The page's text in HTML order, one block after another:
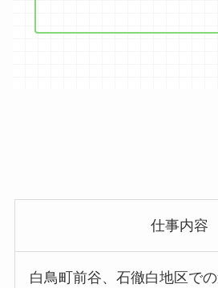
仕事内容
白鳥町前谷、石徹白地区で